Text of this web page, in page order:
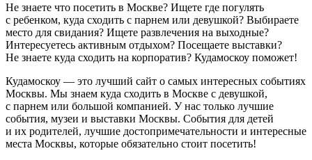
Не знаете что посетить в Москве? Ищете где погулять
с ребенком, куда сходить с парнем или девушкой? Выбираете
место для свидания? Ищете развлечения на выходные?
Интересуетесь активным отдыхом? Посещаете выставки?
Не знаете куда сходить на корпоратив? Кудамоскоу поможет!
Кудамоскоу — это лучший сайт о самых интересных событиях
Москвы. Мы знаем куда сходить в Москве с девушкой,
с парнем или большой компанией. У нас только лучшие
события, музеи и выставки Москвы. События для детей
и их родителей, лучшие достопримечательности и интересные
места Москвы, которые обязательно стоит посетить!